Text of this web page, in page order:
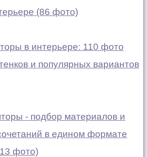
(86 фото)
в интерьере: 110 фото
и популярных вариантов
- подбор материалов и
в едином формате
фото)